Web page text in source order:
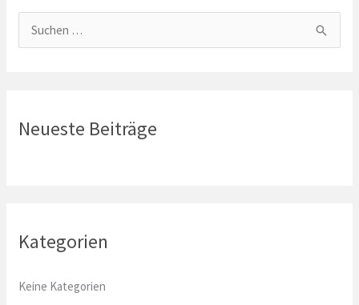
u
e
h
Neueste Beiträge
Kategorien
Keine Kategorien